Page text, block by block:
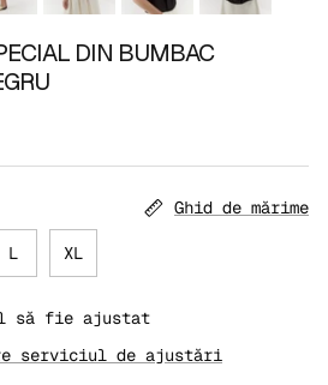
DIN BUMBAC
Ghid de mărime
L XL
să fie ajustat
serviciul de ajustări